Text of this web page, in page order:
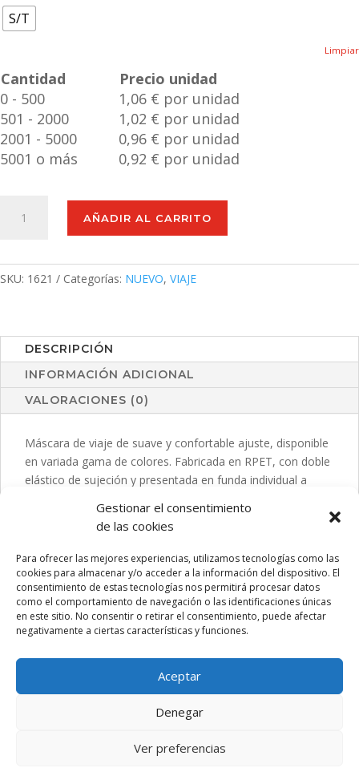
Gestionar el consentimiento
de las cookies
Para ofrecer las mejores experiencias, utilizamos tecnologías como las
cookies para almacenar y/o acceder a la información del dispositivo. El
consentimiento de estas tecnologías nos permitirá procesar datos
como el comportamiento de navegación o las identificaciones únicas
en este sitio. No consentir o retirar el consentimiento, puede afectar
negativamente a ciertas características y funciones.
Aceptar
Denegar
Ver preferencias
S/T
Limpiar
Cantidad
Precio unidad
0 - 500
1,06 € por unidad
501 - 2000
1,02 € por unidad
2001 - 5000
0,96 € por unidad
5001 o más
0,92 € por unidad
AÑADIR AL CARRITO
SKU: 1621 Categorías: NUEVO, VIAJE
DESCRIPCIÓN
INFORMACIÓN ADICIONAL
VALORACIONES (0)
Máscara de viaje de suave y confortable ajuste, disponible
en variada gama de colores. Fabricada en RPET, con doble
elástico de sujeción y presentada en funda individual a
máscara y funda. El material RPET se elabora a partir de
plástico reciclado, para así fomentar la reutilización de
residuos plásticos y ayudar a la sostenibilidad del planeta.
PRODUCTOS RELACIONADOS